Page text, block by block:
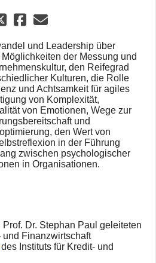
und Leadership über
der Messung und
den Reifegrad
Kulturen, die Rolle
und Achtsamkeit für agiles
von Komplexität,
von Emotionen, Wege zur
und
den Wert von
in der Führung
zwischen psychologischer
in Organisationen.
Prof. Dr. Stephan Paul geleiteten
und Finanzwirtschaft
Instituts für Kredit- und